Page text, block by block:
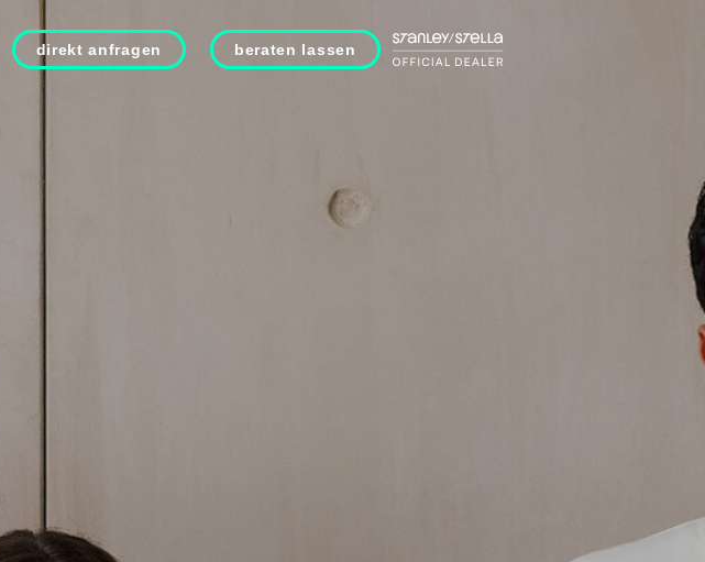
direkt anfragen beraten lassen